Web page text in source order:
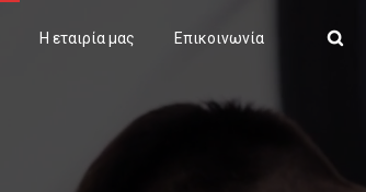
Η εταιρία μας Επικοινωνία